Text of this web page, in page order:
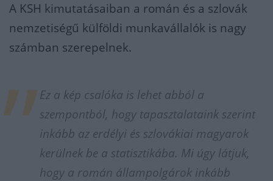
A KSH kimutatásaiban a román és a szlovák
nemzetiségű külföldi munkavállalók is nagy
számban szerepelnek.
Ez a kép csalóka is lehet abból a
szempontból, hogy tapasztalataink szerint
inkább az erdélyi és szlovákiai magyarok
kerülnek be a statisztikába. Mi úgy látjuk,
hogy a román állampolgárok inkább